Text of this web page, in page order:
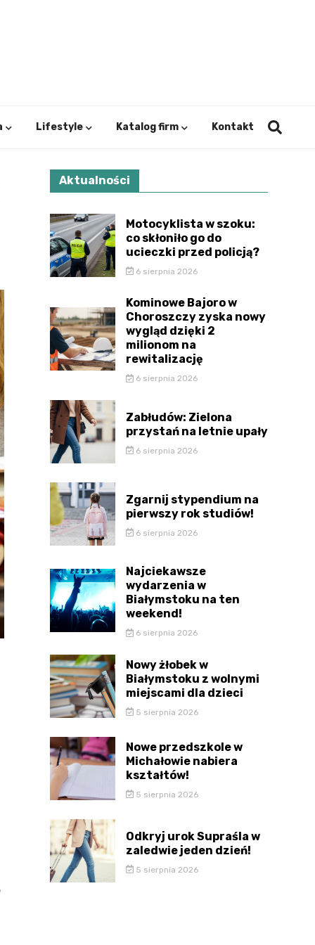
Lifestyle Katalog firm Kontakt
Aktualności
Motocyklista w szoku:
co skłoniło go do
ucieczki przed policją?
6 sierpnia 2026
Kominowe Bajoro w
Choroszczy zyska nowy
wygląd dzięki 2
milionom na
rewitalizację
6 sierpnia 2026
Zabłudów: Zielona
przystań na letnie upały
6 sierpnia 2026
Zgarnij stypendium na
pierwszy rok studiów!
6 sierpnia 2026
Najciekawsze
wydarzenia w
Białymstoku na ten
weekend!
6 sierpnia 2026
Nowy żłobek w
Białymstoku z wolnymi
miejscami dla dzieci
5 sierpnia 2026
Nowe przedszkole w
Michałowie nabiera
kształtów!
5 sierpnia 2026
Odkryj urok Supraśla w
zaledwie jeden dzień!
5 sierpnia 2026